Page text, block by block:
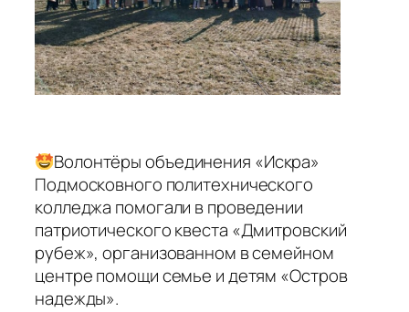
Волонтёры объединения «Искра»
Подмосковного политехнического
колледжа помогали в проведении
патриотического квеста «Дмитровский
рубеж», организованном в семейном
центре помощи семье и детям «Остров
надежды».